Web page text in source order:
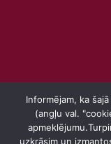
©
Informējam, ka
(angļu val.
uzkrāsim un